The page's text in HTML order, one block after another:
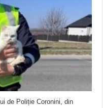
de Poliție Coronini, din